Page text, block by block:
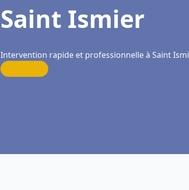
Saint Ismier
Intervention rapide et professionnelle à Saint